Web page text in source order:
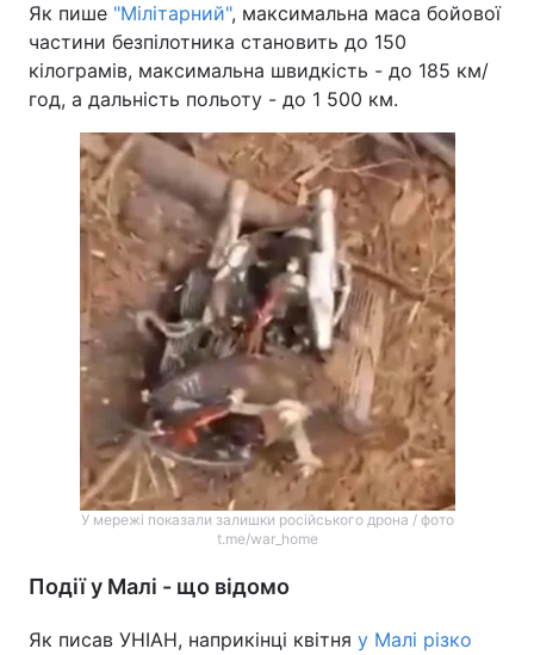
Як пише "Мілітарний", максимальна маса бойової
частини безпілотника становить до 150
кілограмів, максимальна швидкість - до 185 км/
год, а дальність польоту - до 1 500 км.
У мережі показали залишки російського дрона / фото
t.me/war_home
Події у Малі - що відомо
Як писав УНІАН, наприкінці квітня у Малі різко